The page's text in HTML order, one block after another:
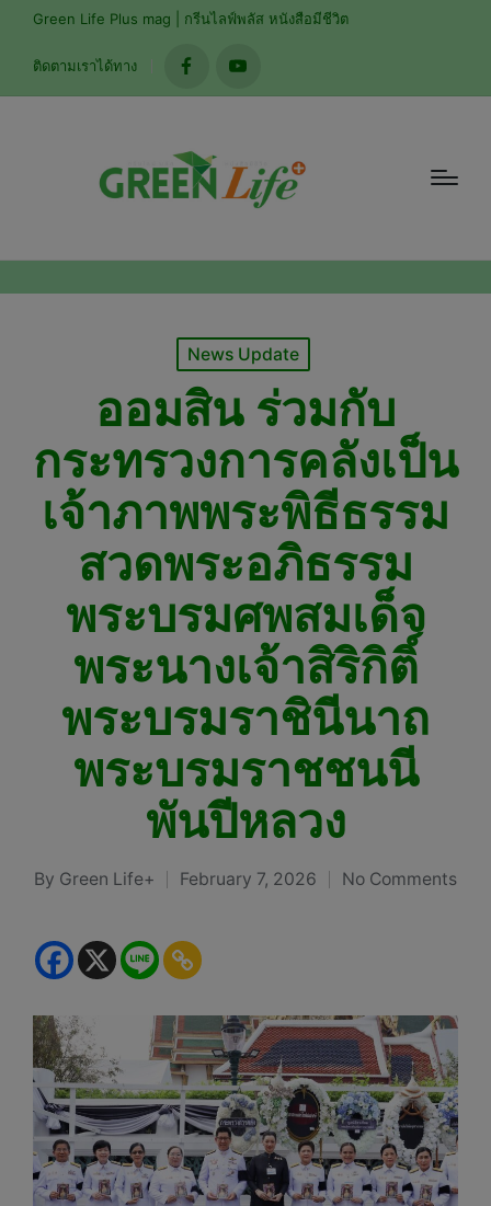
Green Life Plus mag | กรีนไลฟ์พลัส หนังสือมีชีวิต
ติดตามเราได้ทาง
facebookyoutube
Posted
News Update
ออมสิน ร่วมกับ
กระทรวงการคลังเป็น
เจ้าภาพพระพิธีธรรม
สวดพระอภิธรรม
พระบรมศพสมเด็จ
พระนางเจ้าสิริกิติ์
พระบรมราชินีนาถ
พระบรมราชชนนี
พันปีหลวง
Posted
By Green Life+ February 7, 2026 No Comments
modal-check